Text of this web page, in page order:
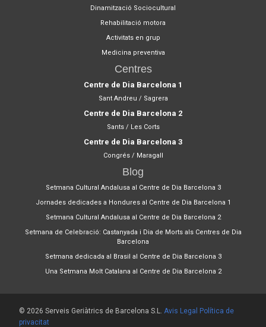
Dinamització Sociocultural
Rehabilitació motora
Activitats en grup
Medicina preventiva
Centres
Centre de Dia Barcelona 1
Sant Andreu / Sagrera
Centre de Dia Barcelona 2
Sants / Les Corts
Centre de Dia Barcelona 3
Congrés / Maragall
Blog
Setmana Cultural Andalusa al Centre de Dia Barcelona 3
Jornades dedicades a Hondures al Centre de Dia Barcelona 1
Setmana Cultural Andalusa al Centre de Dia Barcelona 2
Setmana de Celebració: Castanyada i Dia de Morts als Centres de Dia
Barcelona
Setmana dedicada al Brasil al Centre de Dia Barcelona 3
Una Setmana Molt Catalana al Centre de Dia Barcelona 2
© 2026 Serveis Geriàtrics de Barcelona S.L. Avis Legal
Política de
privacitat